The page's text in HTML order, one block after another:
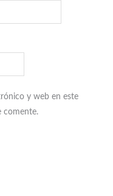
y web en este
comente.